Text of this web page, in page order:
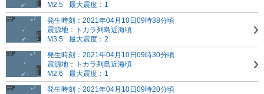
M2.5
最大震度：1
発生時刻：2021年04月10日09時38分頃
震源地：トカラ列島近海頃
M3.5
最大震度：2
発生時刻：2021年04月10日09時30分頃
震源地：トカラ列島近海頃
M2.6
最大震度：1
発生時刻：2021年04月10日09時20分頃